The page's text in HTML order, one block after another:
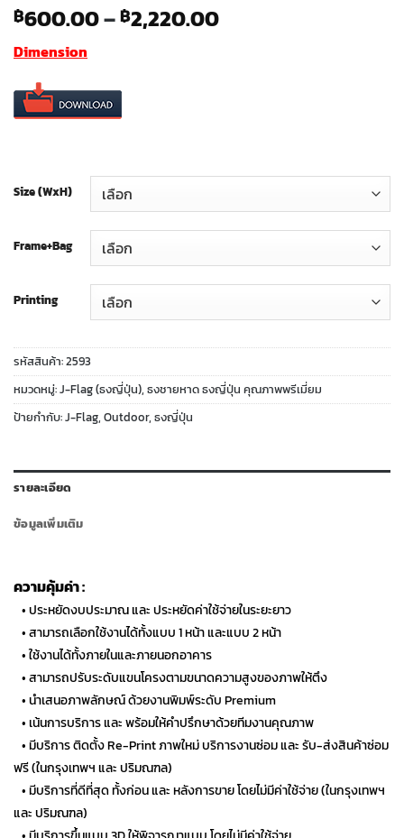
฿600.00–฿2,220.00Price
Dimension
Size (WxH)
Frame+Bag
Printing
รหัสสินค้า:2593
หมวดหมู่:J-Flag (ธงญี่ปุ่น), ธงชายหาด ธงญี่ปุ่น คุณภาพพรีเมี่ยม
ป้ายกำกับ:J-Flag, Outdoor, ธงญี่ปุ่น
รายละเอียด
ข้อมูลเพิ่มเติม
ความคุ้มค่า :
• ประหยัดงบประมาณ และ ประหยัดค่าใช้จ่ายในระยะยาว
• สามารถเลือกใช้งานได้ทั้งแบบ 1 หน้า และแบบ 2 หน้า
• ใช้งานได้ทั้งภายในและภายนอกอาคาร
• สามารถปรับระดับแขนโครงตามขนาดความสูงของภาพให้ตึง
• นำเสนอภาพลักษณ์ ด้วยงานพิมพ์ระดับ Premium
• เน้นการบริการ และ พร้อมให้คำปรึกษาด้วยทีมงานคุณภาพ
• มีบริการ ติดตั้ง Re-Print ภาพใหม่ บริการงานซ่อม และ รับ-ส่งสินค้าซ่อม
ฟรี (ในกรุงเทพฯ และ ปริมณฑล)
• มีบริการที่ดีที่สุด ทั้งก่อน และ หลังการขาย โดยไม่มีค่าใช้จ่าย (ในกรุงเทพฯ
และ ปริมณฑล)